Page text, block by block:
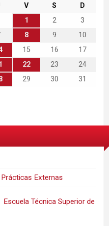
V S
D
1
2
3
8 9
10
15 16
17
22 23
24
29 30 31
Externas
Escuela Técnica Superior de